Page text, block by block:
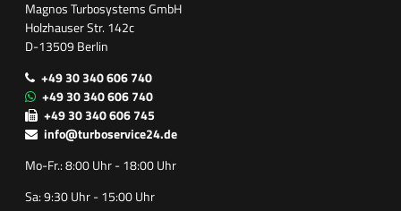
Magnos Turbosystems GmbH
Holzhauser Str. 142c
D-13509 Berlin
+49 30 340 606 740
+49 30 340 606 740
+49 30 340 606 745
info@turboservice24.de
Mo-Fr.: 8:00 Uhr - 18:00 Uhr
Sa: 9:30 Uhr - 15:00 Uhr